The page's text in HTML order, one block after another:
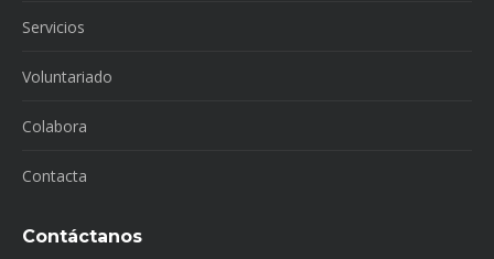
Servicios
Voluntariado
Colabora
Contacta
Contáctanos